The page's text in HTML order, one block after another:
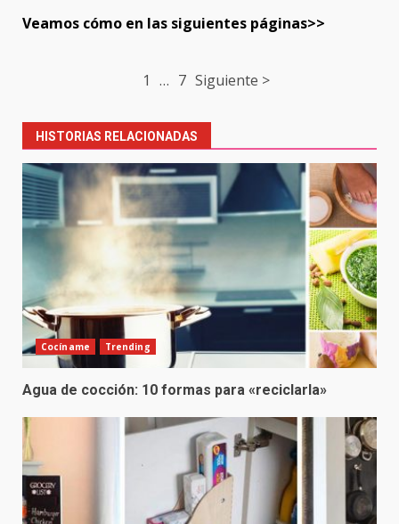
Veamos cómo en las siguientes páginas>>
1 … 7 Siguiente >
HISTORIAS RELACIONADAS
Cocíname Trending
Agua de cocción: 10 formas para «reciclarla»